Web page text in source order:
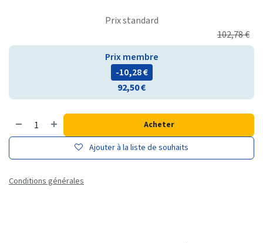
Prix standard
102,78€
Prix membre
- 10,28€
92,50€
Acheter
Ajouter à la liste de souhaits
Conditions générales